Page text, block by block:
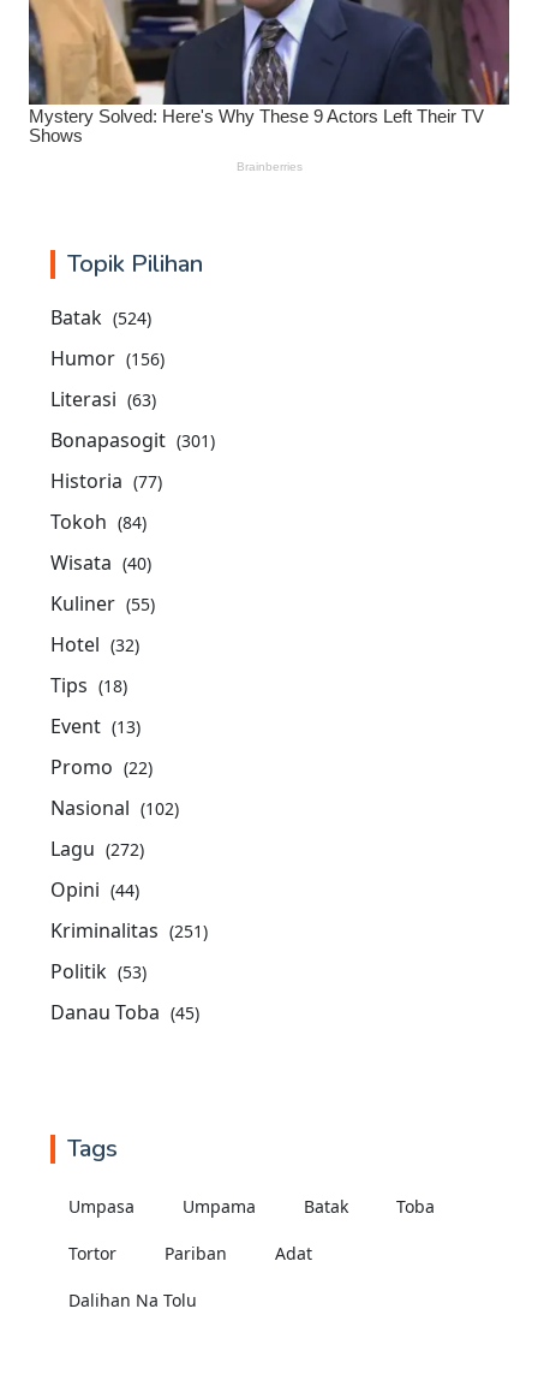
Topik Pilihan
Batak (524)
Humor (156)
Literasi (63)
Bonapasogit (301)
Historia (77)
Tokoh (84)
Wisata (40)
Kuliner (55)
Hotel (32)
Tips (18)
Event (13)
Promo (22)
Nasional (102)
Lagu (272)
Opini (44)
Kriminalitas (251)
Politik (53)
Danau Toba (45)
Tags
Umpasa Umpama Batak Toba
Tortor Pariban Adat
Dalihan Na Tolu